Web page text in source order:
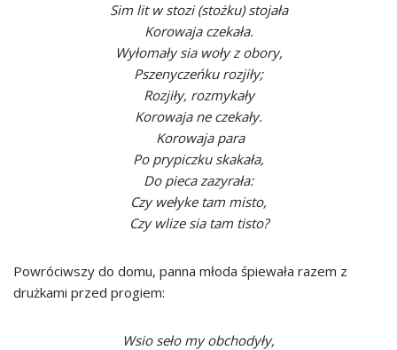
Sim lit w stozi (stożku) stojała
Korowaja czekała.
Wyłomały sia woły z obory,
Pszenyczeńku rozjiły;
Rozjiły, rozmykały
Korowaja ne czekały.
Korowaja para
Po prypiczku skakała,
Do pieca zazyrała:
Czy wełyke tam misto,
Czy wlize sia tam tisto?
Powróciwszy do domu, panna młoda śpiewała razem z
drużkami przed progiem:
Wsio seło my obchodyły,